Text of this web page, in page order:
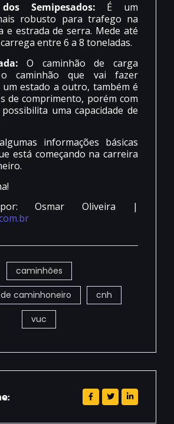
Semipesados: É um
robusto para trafego na
e estrada de serra. Mede até
entre 6 a 8 toneladas.
O caminhão de carga
caminhão que vai fazer
estado a outro, também é
de comprimento, porém com
uma capacidade de
informações básicas
está começando na carreira
Osmar Oliveira |
caminhões
caminhoneiro cnh
vuc